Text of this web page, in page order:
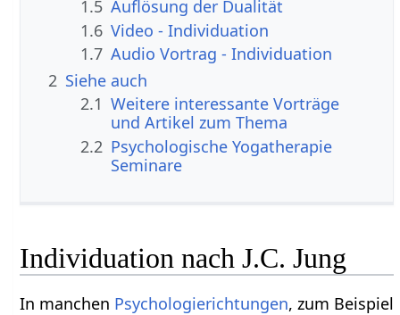
1.5 Auflösung der Dualität
1.6 Video - Individuation
1.7 Audio Vortrag - Individuation
2 Siehe auch
2.1 Weitere interessante Vorträge
und Artikel zum Thema
2.2 Psychologische Yogatherapie
Seminare
Individuation nach J.C. Jung
In manchen Psychologierichtungen, zum Beispiel